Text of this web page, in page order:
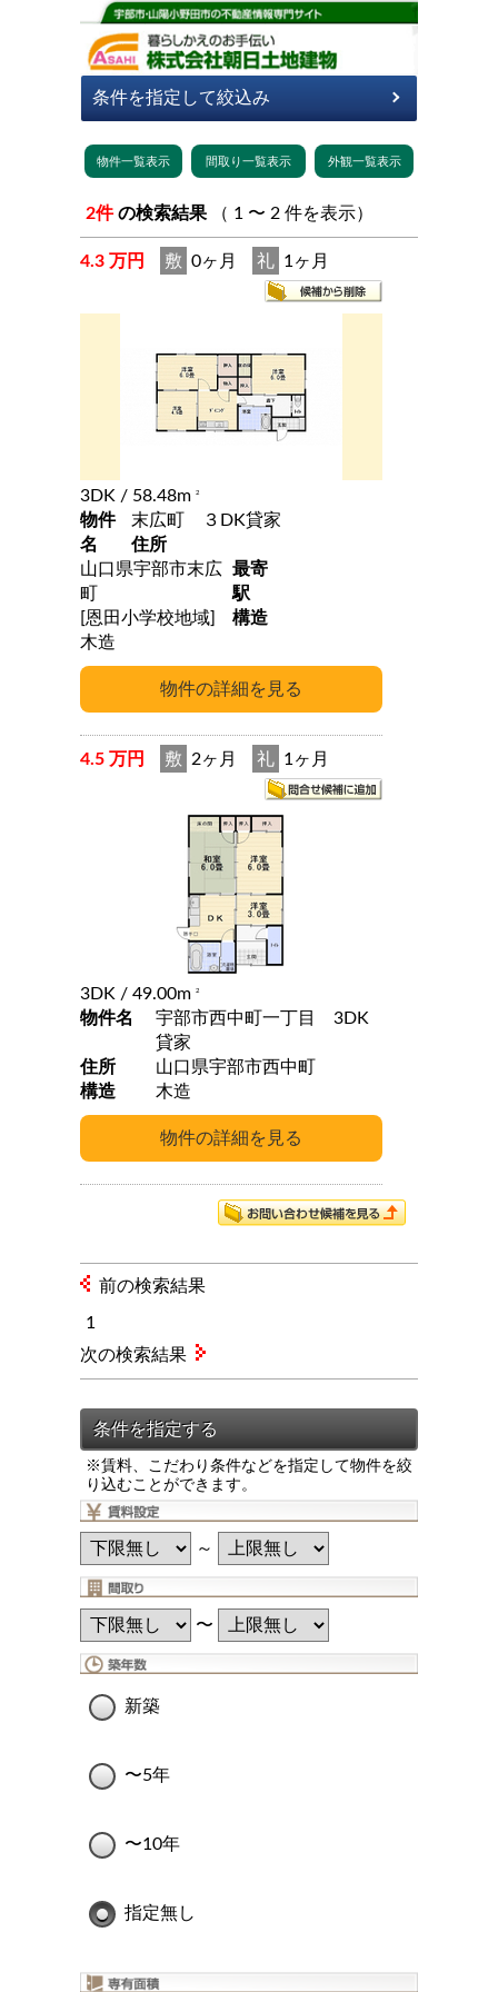
2件 の検索結果 （ 1 〜 2 件を表示）
4.3 万円 敷 0ヶ月 礼 1ヶ月
3DK / 58.48m 2
物件
名
末広町 ３DK貸家
住所
山口県宇部市末広
町
最寄
駅
[恩田小学校地域]
構造
木造
4.5 万円 敷 2ヶ月 礼 1ヶ月
3DK / 49.00m 2
物件名
宇部市西中町一丁目 3DK
貸家
住所
山口県宇部市西中町
構造
木造
前の検索結果
1
※賃料、こだわり条件などを指定して物件を絞
り込むことができます。
～
〜
新築
〜5年
〜10年
指定無し